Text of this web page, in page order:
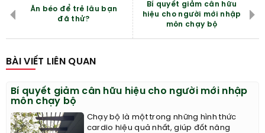
Ăn béo để trẻ lâu bạn
đã thử?
Bí quyết giảm cân hữu
hiệu cho người mới nhập
môn chạy bộ
BÀI VIẾT LIÊN QUAN
Bí quyết giảm cân hữu hiệu cho người mới nhập
môn chạy bộ
Chạy bộ là một trong những hình thức
cardio hiệu quả nhất, giúp đốt năng